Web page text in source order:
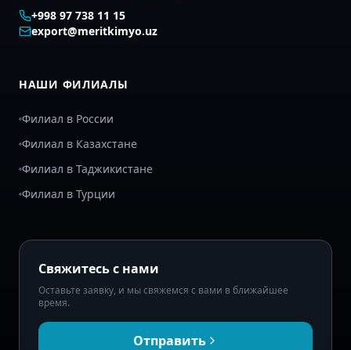
+998 97 738 11 15
export@meritkimyo.uz
НАШИ ФИЛИАЛЫ
Филиал в России
Филиал в Казахстане
Филиал в Таджикистане
Филиал в Турции
Свяжитесь с нами
Оставьте заявку, и мы свяжемся с вами в ближайшее
время.
Отправить